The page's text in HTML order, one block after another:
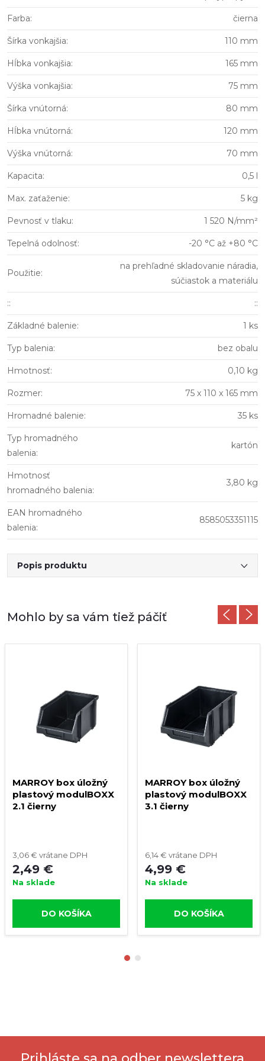
Farba: čierna
Šírka vonkajšia: 110 mm
Hĺbka vonkajšia: 165 mm
Výška vonkajšia: 75 mm
Šírka vnútorná: 80 mm
Hĺbka vnútorná: 120 mm
Výška vnútorná: 70 mm
Kapacita: 0,5 l
Max. zaťaženie: 5 kg
Pevnosť v tlaku: 1 520 N/mm²
Tepelná odolnosť: -20 °C až +80 °C
Použitie:
na prehľadné skladovanie náradia,
súčiastok a materiálu
:: ::
Základné balenie: 1 ks
Typ balenia: bez obalu
Hmotnosť: 0,10 kg
Rozmer: 75 x 110 x 165 mm
Hromadné balenie: 35 ks
Typ hromadného
balenia:
kartón
Hmotnosť
hromadného balenia:
3,80 kg
EAN hromadného
balenia:
8585053351115
Popis produktu
MARROY box úložný
plastový modulBOXX
2.1 čierny
3,06 € vrátane DPH
2,49 €
Na sklade
DO KOŠÍKA
MARROY box úložný
plastový modulBOXX
3.1 čierny
6,14 € vrátane DPH
4,99 €
Na sklade
DO KOŠÍKA